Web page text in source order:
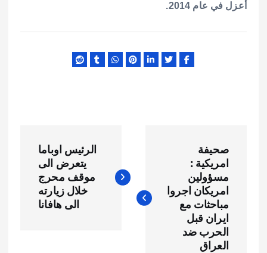
أعزل في عام 2014.
ص
صحيفة
امريكية :
مسؤولين
امريكان اجروا
مباحثات مع
ايران قبل
الحرب ضد
العراق
الرئيس اوباما
يتعرض الى
موقف محرج
خلال زيارته
الى هافانا